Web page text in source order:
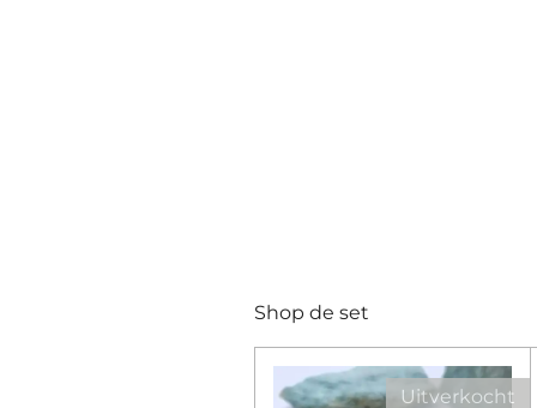
Shop de set
Uitverkocht